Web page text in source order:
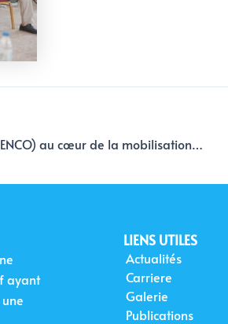
Justice et Paix Congo (JPC/CENCO) au cœur de la mobilisation africaine pour la résilience démocratique à Addis-Abeba
ayant
LIENS UTILES
Actualités
Carriere
Galerie
Publications